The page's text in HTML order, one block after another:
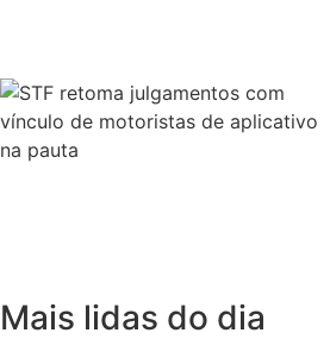
Mais lidas do dia